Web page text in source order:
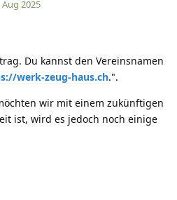
Aug 2025
Du kannst den Vereinsnamen
werk-zeug-haus.ch.".
wir mit einem zukünftigen
ist, wird es jedoch noch einige